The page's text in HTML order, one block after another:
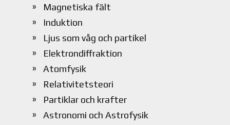
Magnetiska fält
Induktion
Ljus som våg och partikel
Elektrondiffraktion
Atomfysik
Relativitetsteori
Partiklar och krafter
Astronomi och Astrofysik